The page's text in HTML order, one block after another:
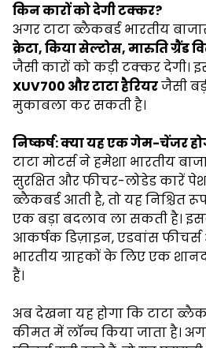
किन कारों को देगी टक्कर?
अगर टाटा ब्लैकबर्ड भारतीय
क्रेटा, किया सेल्टोस, मारुति ग्रैंड
जैसी कारों को कड़ी टक्कर देगी।
XUV700 और टाटा हैरियरजैसी
मुकाबला कर सकती है।
निष्कर्ष: क्या यह एक गेम-चेंजर
टाटा मोटर्स ने हमेशा भारतीय
सुरक्षित और फीचर-लोडेड कारें पेश
ब्लैकबर्ड आती है, तो यह निश्चित
एक बड़ा बदलाव ला सकती है।
आकर्षक डिज़ाइन, एडवांस
भारतीय ग्राहकों के लिए एक
हैं।
अब देखना यह होगा कि टाटा
कीमत में लॉन्च किया जाता है।